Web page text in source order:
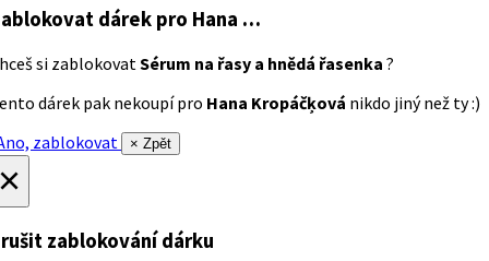
dárek pro Hana …
si zablokovatSérum na řasy a hnědá řasenka ?
dárek pak nekoupí pro Hana Kropáčķová nikdo jiný než ty :)
zablokovat
× Zpět
zablokování dárku